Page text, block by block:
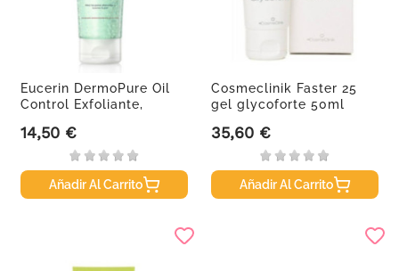
Eucerin DermoPure Oil
Control Exfoliante,
Precio
14,50 €
Añadir Al Carrito
Cosmeclinik Faster 25
gel glycoforte 50ml
Precio
35,60 €
Añadir Al Carrito